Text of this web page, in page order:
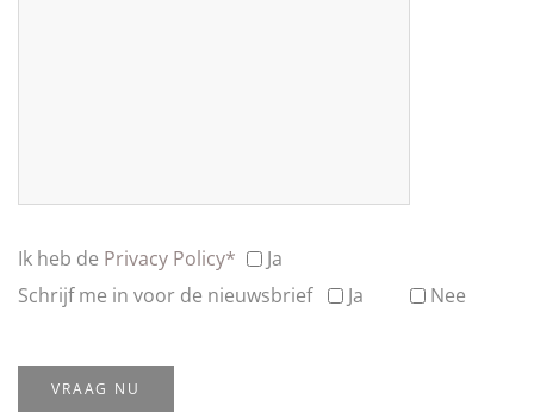
Ik heb de Privacy Policy*
Ja
Schrijf me in voor de nieuwsbrief
Ja Nee